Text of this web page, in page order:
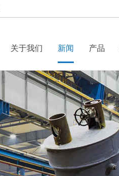
关于我们 新闻 产品